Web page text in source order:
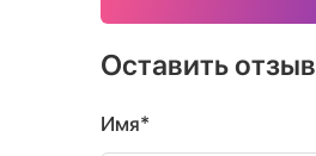
Оставить отзыв
Имя*